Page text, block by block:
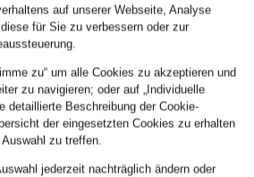
auf unserer Webseite, Analyse
für Sie zu verbessern oder zur
zu“ um alle Cookies zu akzeptieren und
zu navigieren; oder auf „Individuelle
detaillierte Beschreibung der Cookie-
der eingesetzten Cookies zu erhalten
zu treffen.
jederzeit nachträglich ändern oder